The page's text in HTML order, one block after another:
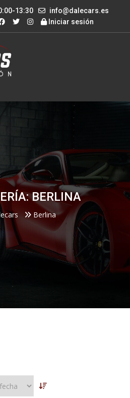
13:30
info@dalecars.es
Iniciar sesión
BERLINA
Berlina